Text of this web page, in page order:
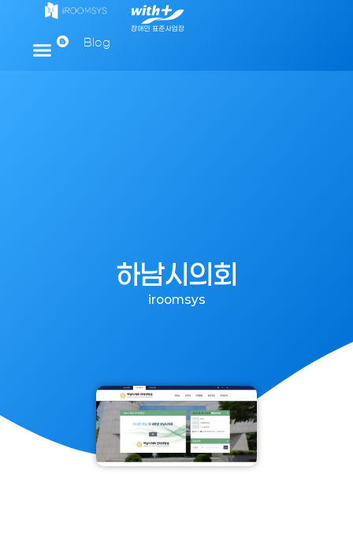
Blog
하남시의회
iroomsys